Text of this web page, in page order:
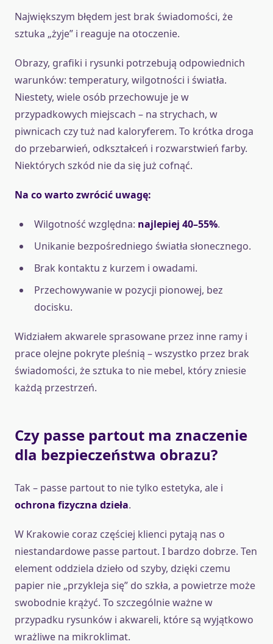
Największym błędem jest brak świadomości, że
sztuka „żyje” i reaguje na otoczenie.
Obrazy, grafiki i rysunki potrzebują odpowiednich
warunków: temperatury, wilgotności i światła.
Niestety, wiele osób przechowuje je w
przypadkowych miejscach – na strychach, w
piwnicach czy tuż nad kaloryferem. To krótka droga
do przebarwień, odkształceń i rozwarstwień farby.
Niektórych szkód nie da się już cofnąć.
Na co warto zwrócić uwagę:
Wilgotność względna: najlepiej 40–55%.
Unikanie bezpośredniego światła słonecznego.
Brak kontaktu z kurzem i owadami.
Przechowywanie w pozycji pionowej, bez
docisku.
Widziałem akwarele sprasowane przez inne ramy i
prace olejne pokryte pleśnią – wszystko przez brak
świadomości, że sztuka to nie mebel, który zniesie
każdą przestrzeń.
Czy passe partout ma znaczenie
dla bezpieczeństwa obrazu?
Tak – passe partout to nie tylko estetyka, ale i
ochrona fizyczna dzieła.
W Krakowie coraz częściej klienci pytają nas o
niestandardowe passe partout. I bardzo dobrze. Ten
element oddziela dzieło od szyby, dzięki czemu
papier nie „przykleja się” do szkła, a powietrze może
swobodnie krążyć. To szczególnie ważne w
przypadku rysunków i akwareli, które są wyjątkowo
wrażliwe na mikroklimat.